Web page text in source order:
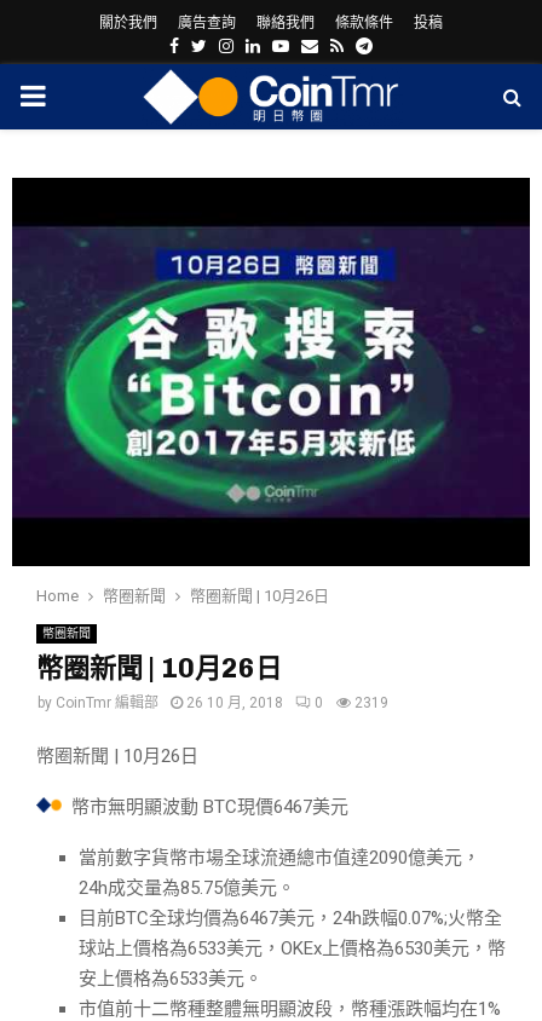
關於我們 廣告查詢 聯絡我們 條款條件 投稿
Facebook
Twitter
Instagram
LinkedinYoutube
Email
RssTelegram
PRIMARY
Home 幣圈新聞 幣圈新聞 | 10月26日
幣圈新聞
幣圈新聞 | 10月26日
by CoinTmr 編輯部 26 10 月, 2018 0 2319
幣圈新聞 | 10月26日
幣市無明顯波動 BTC現價6467美元
當前數字貨幣市場全球流通總市值達2090億美元，
24h成交量為85.75億美元。
目前BTC全球均價為6467美元，24h跌幅0.07%;火幣全
球站上價格為6533美元，OKEx上價格為6530美元，幣
安上價格為6533美元。
市值前十二幣種整體無明顯波段，幣種漲跌幅均在1%